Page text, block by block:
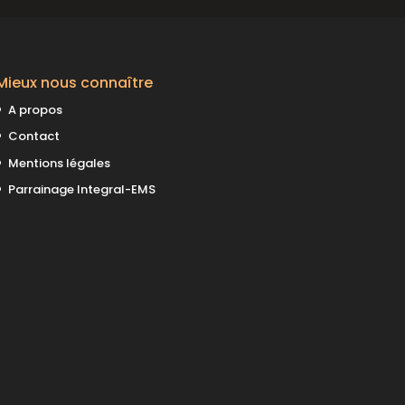
nous connaître
A propos
Contact
Mentions légales
Parrainage Integral-EMS